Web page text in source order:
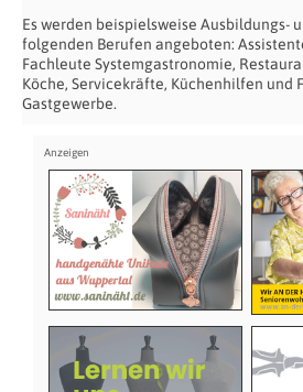
Es werden beispielsweise Ausbildungs-
folgenden Berufen angeboten:
Fachleute Systemgastronomie,
Köche, Servicekräfte, Küchenhilfen und
Gastgewerbe.